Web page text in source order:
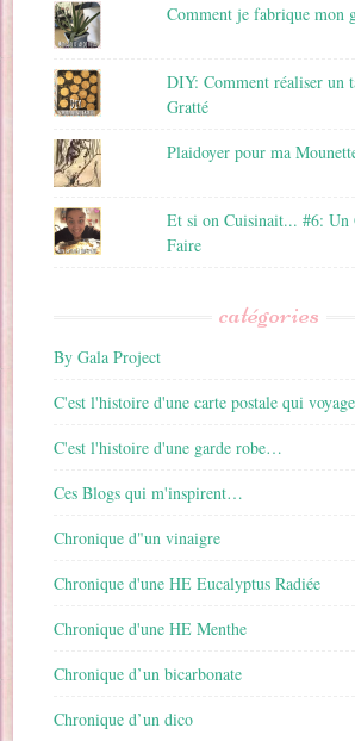
Comment je fabrique mon
DIY: Comment réaliser un
Gratté
Plaidoyer pour ma
Et si on Cuisinait... #6: Un
Faire
catégories
By Gala Project
C'est l'histoire d'une carte postale qui
C'est l'histoire d'une garde robe…
Ces Blogs qui m'inspirent…
Chronique d"un vinaigre
Chronique d'une HE Eucalyptus Radiée
Chronique d'une HE Menthe
Chronique d’un bicarbonate
Chronique d’un dico